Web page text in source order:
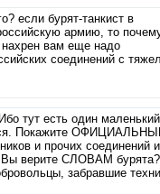
если бурят-танкист в
армию, то
нахрен вам еще надо
соединений с
тут есть один маленький
Покажите
и прочих соединений и
верите СЛОВАМ
забравшие